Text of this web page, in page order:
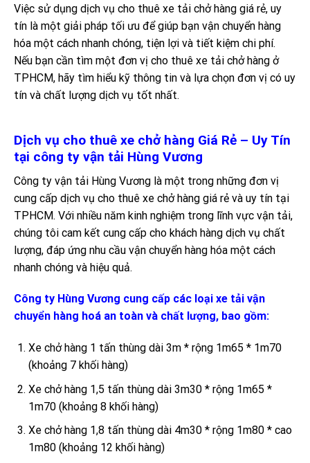
Việc sử dụng dịch vụ cho thuê xe tải chở hàng giá rẻ, uy
tín là một giải pháp tối ưu để giúp bạn vận chuyển hàng
hóa một cách nhanh chóng, tiện lợi và tiết kiệm chi phí.
Nếu bạn cần tìm một đơn vị cho thuê xe tải chở hàng ở
TPHCM, hãy tìm hiểu kỹ thông tin và lựa chọn đơn vị có uy
tín và chất lượng dịch vụ tốt nhất.
Dịch vụ cho thuê xe chở hàng Giá Rẻ – Uy Tín
tại công ty vận tải Hùng Vương
Công ty vận tải Hùng Vương là một trong những đơn vị
cung cấp dịch vụ cho thuê xe chở hàng giá rẻ và uy tín tại
TPHCM. Với nhiều năm kinh nghiệm trong lĩnh vực vận tải,
chúng tôi cam kết cung cấp cho khách hàng dịch vụ chất
lượng, đáp ứng nhu cầu vận chuyển hàng hóa một cách
nhanh chóng và hiệu quả.
Công ty Hùng Vương cung cấp các loại xe tải vận
chuyển hàng hoá an toàn và chất lượng, bao gồm:
Xe chở hàng 1 tấn thùng dài 3m * rộng 1m65 * 1m70
(khoảng 7 khối hàng)
Xe chở hàng 1,5 tấn thùng dài 3m30 * rộng 1m65 *
1m70 (khoảng 8 khối hàng)
Xe chở hàng 1,8 tấn thùng dài 4m30 * rộng 1m80 * cao
1m80 (khoảng 12 khối hàng)